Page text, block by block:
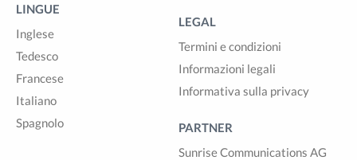
LINGUE
Inglese
Tedesco
Francese
Italiano
Spagnolo
LEGAL
Termini e condizioni
Informazioni legali
Informativa sulla privacy
PARTNER
Sunrise Communications AG